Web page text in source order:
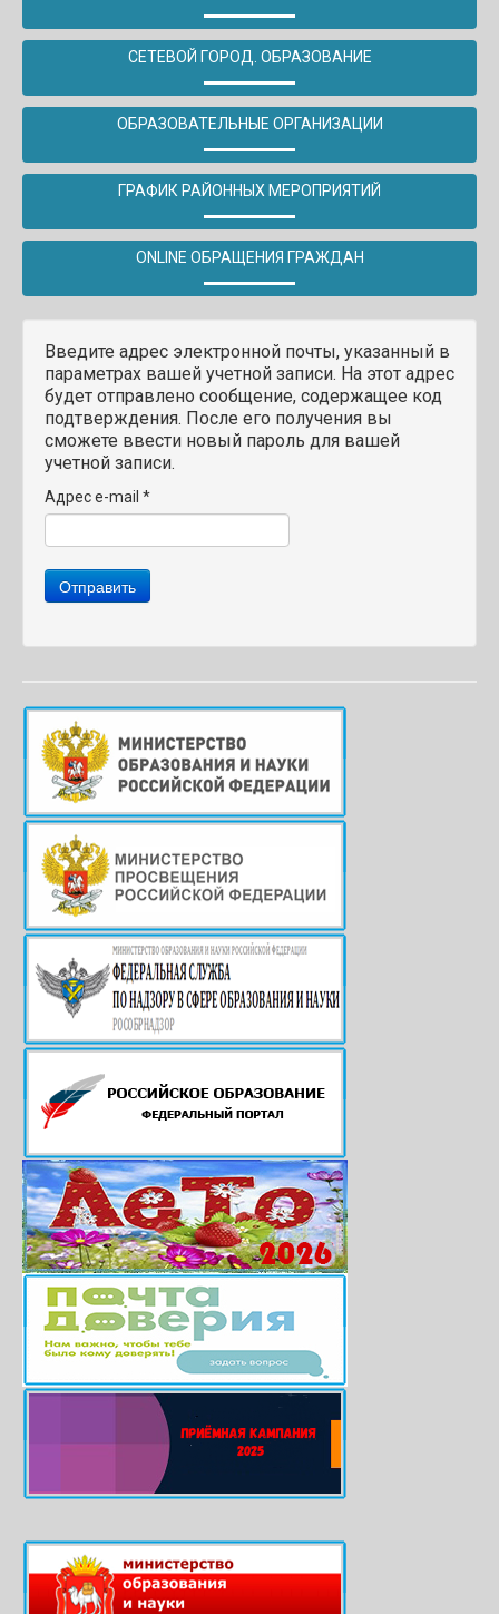
СЕТЕВОЙ ГОРОД. ОБРАЗОВАНИЕ
ОБРАЗОВАТЕЛЬНЫЕ ОРГАНИЗАЦИИ
ГРАФИК РАЙОННЫХ МЕРОПРИЯТИЙ
ONLINE ОБРАЩЕНИЯ ГРАЖДАН
Введите адрес электронной почты, указанный в
параметрах вашей учетной записи. На этот адрес
будет отправлено сообщение, содержащее код
подтверждения. После его получения вы
сможете ввести новый пароль для вашей
учетной записи.
Адрес e-mail *
Отправить